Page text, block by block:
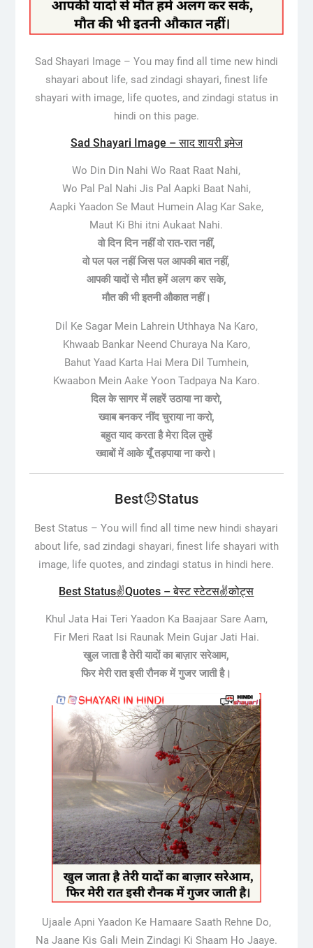
Sad Shayari Image – You may find all time new hindi
shayari about life, sad zindagi shayari, finest life
shayari with image, life quotes, and zindagi status in
hindi on this page.
Sad Shayari Image – साद शायरी इमेज
Wo Din Din Nahi Wo Raat Raat Nahi,
Wo Pal Pal Nahi Jis Pal Aapki Baat Nahi,
Aapki Yaadon Se Maut Humein Alag Kar Sake,
Maut Ki Bhi itni Aukaat Nahi.
वो दिन दिन नहीं वो रात-रात नहीं,
वो पल पल नहीं जिस पल आपकी बात नहीं,
आपकी यादों से मौत हमें अलग कर सके,
मौत की भी इतनी औकात नहीं।
Dil Ke Sagar Mein Lahrein Uthhaya Na Karo,
Khwaab Bankar Neend Churaya Na Karo,
Bahut Yaad Karta Hai Mera Dil Tumhein,
Kwaabon Mein Aake Yoon Tadpaya Na Karo.
दिल के सागर में लहरें उठाया ना करो,
ख्वाब बनकर नींद चुराया ना करो,
बहुत याद करता है मेरा दिल तुम्हें
ख्वाबों में आके यूँ तड़पाया ना करो।
Best😞Status
Best Status –You will find all time new hindi shayari
about life, sad zindagi shayari, finest life shayari with
image, life quotes, and zindagi status in hindi here.
Best Status✌️Quotes – बेस्ट स्टेटस✌️कोट्स
Khul Jata Hai Teri Yaadon Ka Baajaar Sare Aam,
Fir Meri Raat Isi Raunak Mein Gujar Jati Hai.
खुल जाता है तेरी यादों का बाज़ार सरेआम,
फिर मेरी रात इसी रौनक में गुजर जाती है।
Ujaale Apni Yaadon Ke Hamaare Saath Rehne Do,
Na Jaane Kis Gali Mein Zindagi Ki Shaam Ho Jaaye.